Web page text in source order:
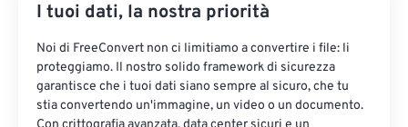
I tuoi dati, la nostra priorità
Noi di FreeConvert non ci limitiamo a convertire i file: li
proteggiamo. Il nostro solido framework di sicurezza
garantisce che i tuoi dati siano sempre al sicuro, che tu
stia convertendo un'immagine, un video o un documento.